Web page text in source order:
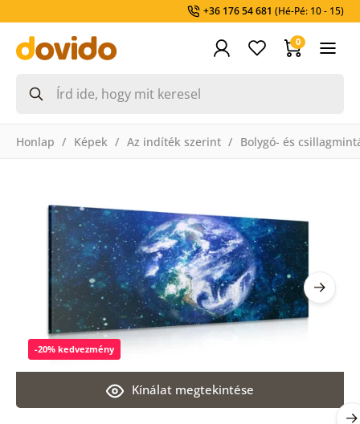
+36 176 54 681 (Hé-Pé: 10 - 15)
0
Honlap Képek Az indíték szerint Bolygó- és
Kínálat megtekintése
-20% kedvezmény